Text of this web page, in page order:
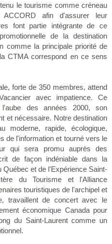
le tourisme comme créneau
afin d'assurer leur
font partie intégrante de ce
de la destination
comme la principale priorité de
CTMA correspond en ce sens
forte de 350 membres, attend
avec impatience. Ce
des années 2000, son
et nécessaire. Notre destination
moderne, rapide, écologique,
de l'information et tourné vers le
qui sera promu auprès des
de façon indéniable dans la
Québec et de l'Expérience Saint-
du Tourisme et l'Alliance
touristiques de l'archipel et
travaillent de concert avec le
économique Canada pour
du Saint-Laurent comme un